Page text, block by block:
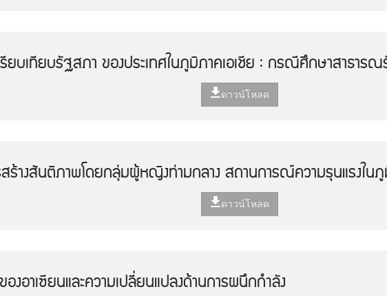
ยบเทียบรัฐสภา ของประเทศในภูมิภาคเอเชีย : กรณีศึกษาสาธา
ดาวน์โหลด
ร้างสันติภาพโดยกลุ่มผู้หญิงท่ามกลาง สถานการณ์ความรุนแรงในภู
ดาวน์โหลด
งอาเซียนและความเปลี่ยนแปลงด้านการผนึกกำลัง